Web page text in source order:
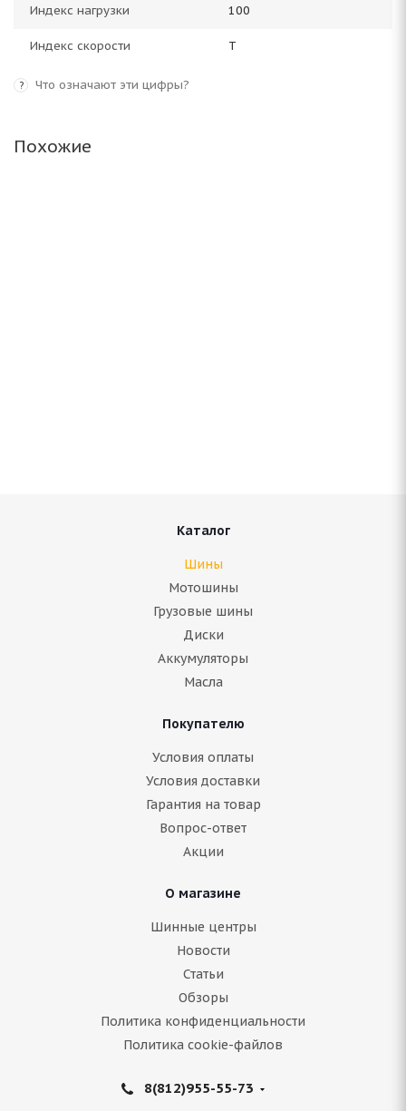
Индекс нагрузки 100
Индекс скорости T
? Что означают эти цифры?
Похожие
ARIVO ICE CLAW ARW8 215/70 R16 100T
Каталог
Шины
Мотошины
Грузовые шины
Диски
Аккумуляторы
Масла
Покупателю
Условия оплаты
Условия доставки
Гарантия на товар
Вопрос-ответ
Акции
О магазине
Шинные центры
Новости
Статьи
Обзоры
Политика конфиденциальности
Политика cookie-файлов
8(812)955-55-73